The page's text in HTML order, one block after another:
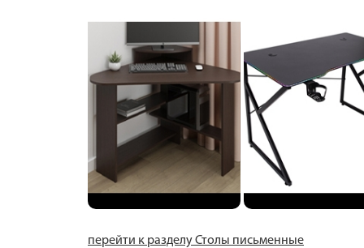
перейти к разделу Столы письменные